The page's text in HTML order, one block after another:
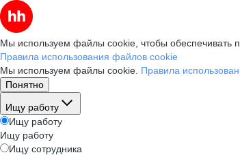
Мы используем файлы cookie, чтобы обеспечивать
Правила использования файлов cookie
Мы используем файлы cookie. Правила
Понятно
Ищу работу
Ищу работу
Ищу работу
Ищу сотрудника